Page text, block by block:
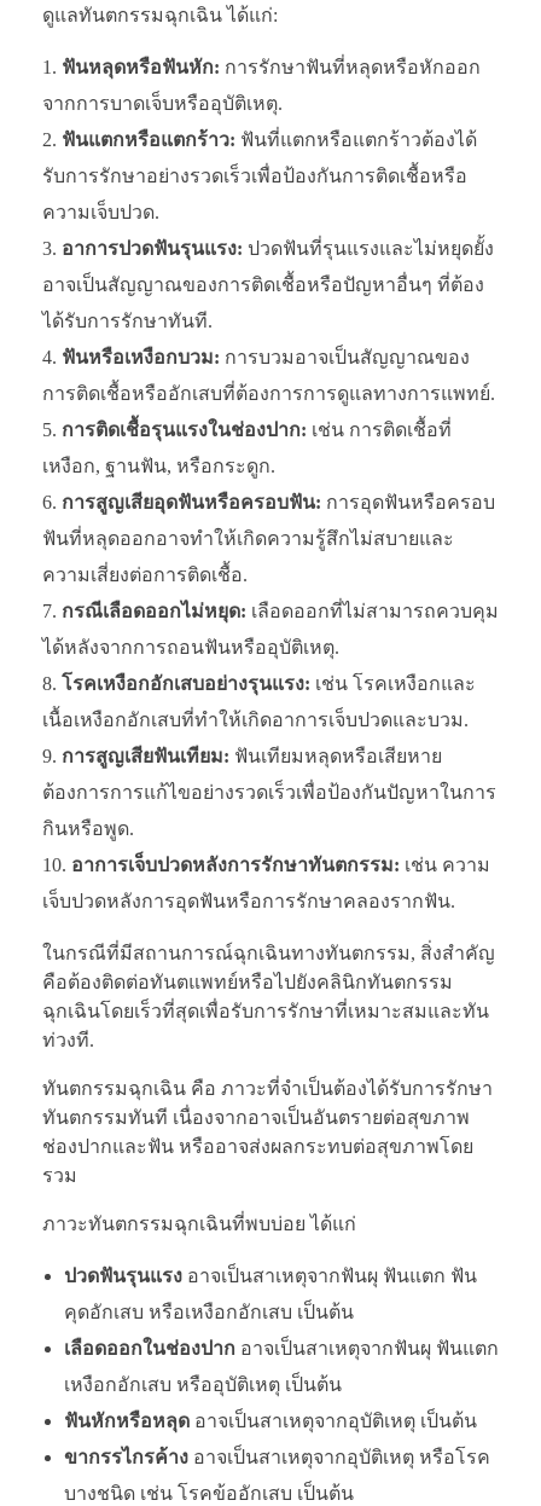
ดูแลทันตกรรมฉุกเฉิน ได้แก่:
ฟันหลุดหรือฟันหัก: การรักษาฟันที่หลุดหรือหักออก
จากการบาดเจ็บหรืออุบัติเหตุ.
ฟันแตกหรือแตกร้าว: ฟันที่แตกหรือแตกร้าวต้องได้
รับการรักษาอย่างรวดเร็วเพื่อป้องกันการติดเชื้อหรือ
ความเจ็บปวด.
อาการปวดฟันรุนแรง: ปวดฟันที่รุนแรงและไม่หยุดยั้ง
อาจเป็นสัญญาณของการติดเชื้อหรือปัญหาอื่นๆ ที่ต้อง
ได้รับการรักษาทันที.
ฟันหรือเหงือกบวม: การบวมอาจเป็นสัญญาณของ
การติดเชื้อหรืออักเสบที่ต้องการการดูแลทางการแพทย์.
การติดเชื้อรุนแรงในช่องปาก: เช่น การติดเชื้อที่
เหงือก, ฐานฟัน, หรือกระดูก.
การสูญเสียอุดฟันหรือครอบฟัน: การอุดฟันหรือครอบ
ฟันที่หลุดออกอาจทำให้เกิดความรู้สึกไม่สบายและ
ความเสี่ยงต่อการติดเชื้อ.
กรณีเลือดออกไม่หยุด: เลือดออกที่ไม่สามารถควบคุม
ได้หลังจากการถอนฟันหรืออุบัติเหตุ.
โรคเหงือกอักเสบอย่างรุนแรง: เช่น โรคเหงือกและ
เนื้อเหงือกอักเสบที่ทำให้เกิดอาการเจ็บปวดและบวม.
การสูญเสียฟันเทียม: ฟันเทียมหลุดหรือเสียหาย
ต้องการการแก้ไขอย่างรวดเร็วเพื่อป้องกันปัญหาในการ
กินหรือพูด.
อาการเจ็บปวดหลังการรักษาทันตกรรม: เช่น ความ
เจ็บปวดหลังการอุดฟันหรือการรักษาคลองรากฟัน.
ในกรณีที่มีสถานการณ์ฉุกเฉินทางทันตกรรม, สิ่งสำคัญ
คือต้องติดต่อทันตแพทย์หรือไปยังคลินิกทันตกรรม
ฉุกเฉินโดยเร็วที่สุดเพื่อรับการรักษาที่เหมาะสมและทัน
ท่วงที.
ทันตกรรมฉุกเฉิน คือ ภาวะที่จำเป็นต้องได้รับการรักษา
ทันตกรรมทันที เนื่องจากอาจเป็นอันตรายต่อสุขภาพ
ช่องปากและฟัน หรืออาจส่งผลกระทบต่อสุขภาพโดย
รวม
ภาวะทันตกรรมฉุกเฉินที่พบบ่อย ได้แก่
ปวดฟันรุนแรงอาจเป็นสาเหตุจากฟันผุ ฟันแตก ฟัน
คุดอักเสบ หรือเหงือกอักเสบ เป็นต้น
เลือดออกในช่องปาก อาจเป็นสาเหตุจากฟันผุ ฟันแตก
เหงือกอักเสบ หรืออุบัติเหตุ เป็นต้น
ฟันหักหรือหลุดอาจเป็นสาเหตุจากอุบัติเหตุ เป็นต้น
ขากรรไกรค้างอาจเป็นสาเหตุจากอุบัติเหตุ หรือโรค
บางชนิด เช่น โรคข้ออักเสบ เป็นต้น